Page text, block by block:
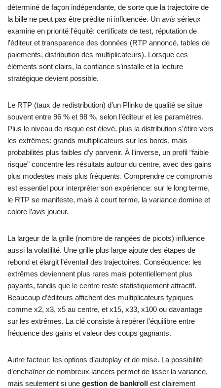
déterminé de façon indépendante, de sorte que la trajectoire de
la bille ne peut pas être prédite ni influencée. Un avis sérieux
examine en priorité l’équité: certificats de test, réputation de
l’éditeur et transparence des données (RTP annoncé, tables de
paiements, distribution des multiplicateurs). Lorsque ces
éléments sont clairs, la confiance s’installe et la lecture
stratégique devient possible.
Le RTP (taux de redistribution) d’un Plinko de qualité se situe
souvent entre 96 % et 98 %, selon l’éditeur et les paramètres.
Plus le niveau de risque est élevé, plus la distribution s’étire vers
les extrêmes: grands multiplicateurs sur les bords, mais
probabilités plus faibles d’y parvenir. À l’inverse, un profil “faible
risque” concentre les résultats autour du centre, avec des gains
plus modestes mais plus fréquents. Comprendre ce compromis
est essentiel pour interpréter son expérience: sur le long terme,
le RTP se manifeste, mais à court terme, la variance domine et
colore l’avis joueur.
La largeur de la grille (nombre de rangées de picots) influence
aussi la volatilité. Une grille plus large ajoute des étapes de
rebond et élargit l’éventail des trajectoires. Conséquence: les
extrêmes deviennent plus rares mais potentiellement plus
payants, tandis que le centre reste statistiquement attractif.
Beaucoup d’éditeurs affichent des multiplicateurs typiques
comme x2, x3, x5 au centre, et x15, x33, x100 ou davantage
sur les extrêmes. La clé consiste à repérer l’équilibre entre
fréquence des gains et valeur des coups gagnants.
Autre facteur: les options d’autoplay et de mise. La possibilité
d’enchaîner de nombreux lancers permet de lisser la variance,
mais seulement si une gestion de bankroll est clairement